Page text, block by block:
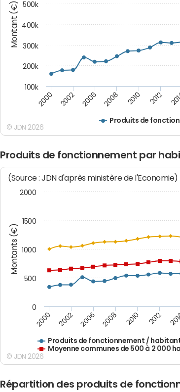
Montant (€)
Produits de
2000 2002 2006 2008 2010 2012
100k
200k
300k
400k
500k
© JDN 2026
Produits de fonctionnement par
Montants (€)
(Source : JDN d'après ministère de l'Economie)
Produits de fonctionnement /
Moyenne communes de 500 à 2 000
2000 2002 2006 2008 2010 2012
500
1000
1500
0
2000
© JDN 2026
Répartition des produits de